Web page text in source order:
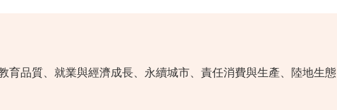
育品質、就業與經濟成長、永續城市、責任消費與生產、陸地生態